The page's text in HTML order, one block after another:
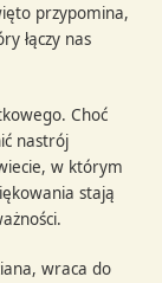
przypomina,
łączy nas
Choć
nastrój
w którym
stają
wraca do